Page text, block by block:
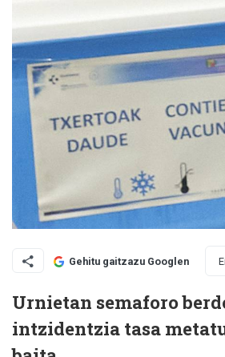
Gehitu gaitzazu Googlen
Urnietan semaforo
intzidentzia tasa